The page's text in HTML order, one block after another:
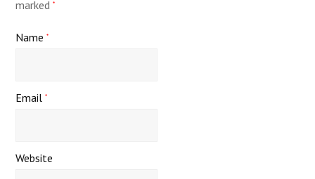
marked*
Name*
Email*
Website